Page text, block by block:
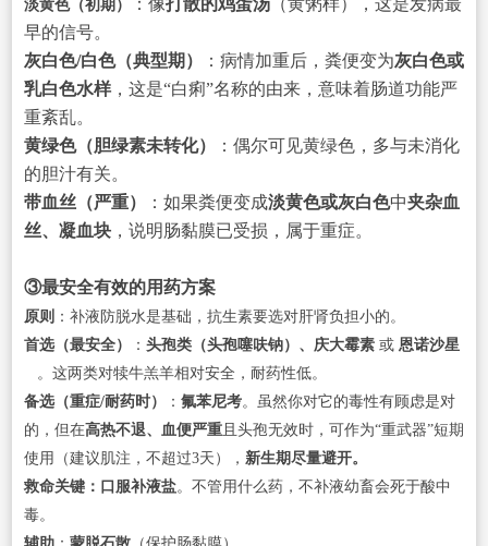
淡黄色（初期） ：像打散的鸡蛋汤（黄粥样），这是发病最
早的信号。
灰白色/白色（典型期）
：病情加重后，粪便变为灰白色或
乳白色水样，这是“白痢”名称的由来，意味着肠道功能严
重紊乱。
黄绿色（胆绿素未转化）
：偶尔可见黄绿色，多与未消化
的胆汁有关。
带血丝（严重）
：如果粪便变成淡黄色或灰白色中夹杂血
丝、凝血块，说明肠黏膜已受损，属于重症。
③最安全有效的用药方案
原则 ：补液防脱水是基础，抗生素要选对肝肾负担小的。
首选（最安全）
： 头孢类（头孢噻呋钠）、庆大霉素或 恩诺沙星
。这两类对犊牛羔羊相对安全，耐药性低。
备选（重症/耐药时）
： 氟苯尼考。虽然你对它的毒性有顾虑是对
的，但在高热不退、血便严重且头孢无效时，可作为“重武器”短期
使用（建议肌注，不超过3天）， 新生期尽量避开。
救命关键：口服补液盐。不管用什么药，不补液幼畜会死于酸中
毒。